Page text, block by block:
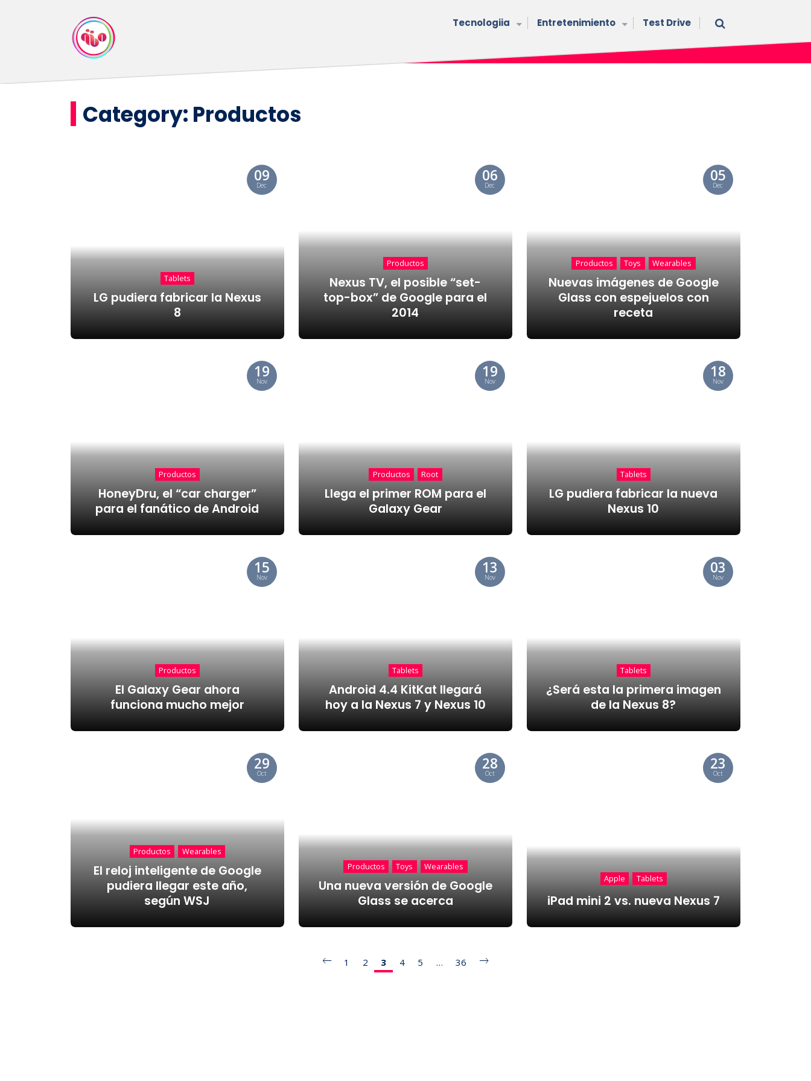
Tecnologiia Entretenimiento Test Drive
Category: Productos
09
Dec
Tablets
LG pudiera fabricar la Nexus
8
06
Dec
Productos
Nexus TV, el posible “set-
top-box” de Google para el
2014
05
Dec
Productos Toys Wearables
Nuevas imágenes de Google
Glass con espejuelos con
receta
19
Nov
Productos
HoneyDru, el “car charger”
para el fanático de Android
19
Nov
Productos Root
Llega el primer ROM para el
Galaxy Gear
18
Nov
Tablets
LG pudiera fabricar la nueva
Nexus 10
15
Nov
Productos
El Galaxy Gear ahora
funciona mucho mejor
13
Nov
Tablets
Android 4.4 KitKat llegará
hoy a la Nexus 7 y Nexus 10
03
Nov
Tablets
¿Será esta la primera imagen
de la Nexus 8?
29
Oct
Productos Wearables
El reloj inteligente de Google
pudiera llegar este año,
según WSJ
28
Oct
Productos Toys Wearables
Una nueva versión de Google
Glass se acerca
23
Oct
Apple Tablets
iPad mini 2 vs. nueva Nexus 7
1 2 3 4 5 … 36